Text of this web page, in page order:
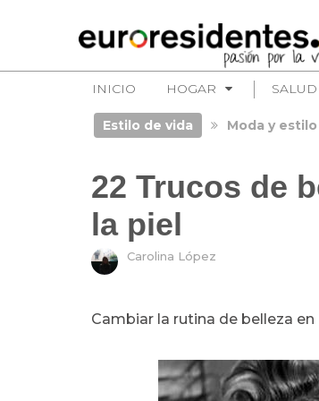
INICIO HOGAR
Estilo de vida Moda y estilo
22 Trucos de
la piel
Carolina López
Cambiar la rutina de belleza en